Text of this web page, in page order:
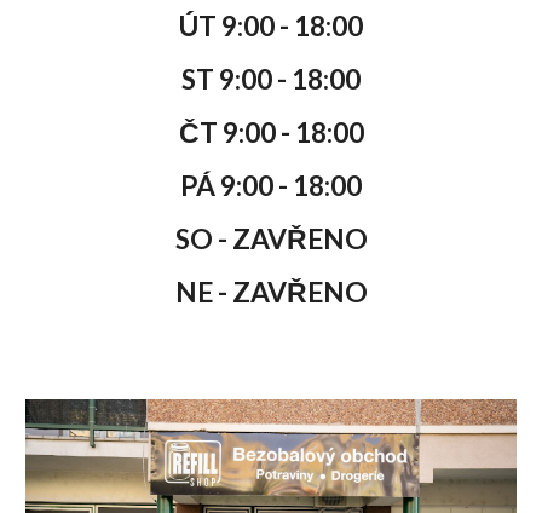
ÚT 9:00 - 18:00
ST 9:00 - 18:00
ČT 9:00 - 18:00
PÁ 9:00 - 18:00
SO - ZAVŘENO
NE - ZAVŘENO